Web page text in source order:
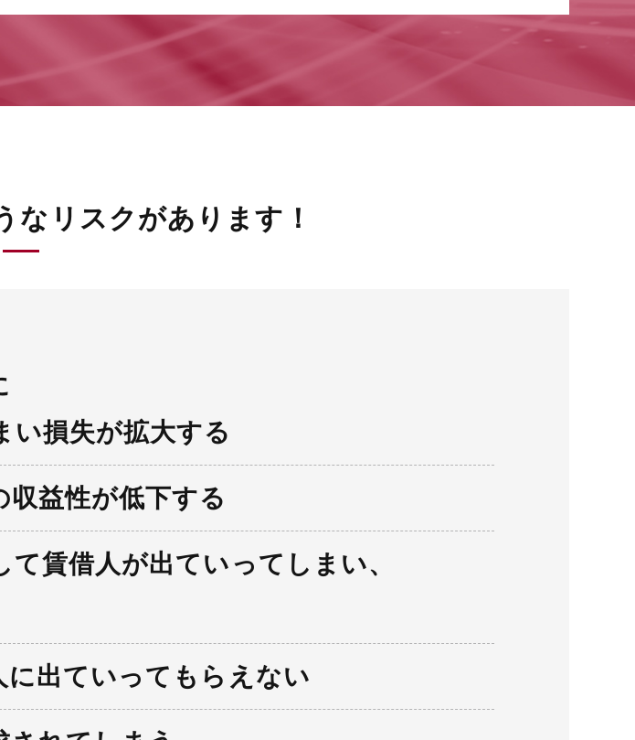
な リスクがあります！
い損失が拡大する
益性が低下する
賃借人が出ていってしまい、
出ていってもらえない